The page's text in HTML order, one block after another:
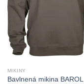
MIKINY
Bavlnená mikina BAROL